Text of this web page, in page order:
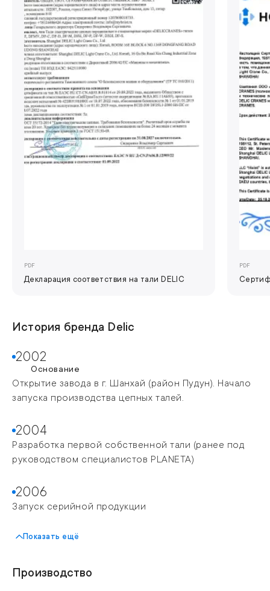
PDF
Декларация соответствия на тали DELIC
PDF
История бренда Delic
2002
Основание
Открытие завода в г. Шанхай (район Пудун). Начало
запуска производства цепных талей.
2004
Разработка первой собственной тали (ранее под
руководством специалистов PLANETA)
2006
Запуск серийной продукции
2011
Получение сертификата CE (сертификат
Евросоюза), он позволяет экспортировать
Показать ещё
Производство